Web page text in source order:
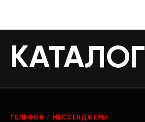
КАТАЛОГ
ТЕЛЕФОН / МЕССЕНДЖЕРЫ